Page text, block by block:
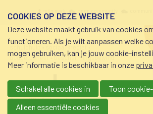
schuldhulp • sociaal krediet •
budgetbeheer • beschermingsbewind
Main navigation
COOKIES OP DEZE WEBSITE
Deze website maakt gebruik van cookies
functioneren. Als je wilt aanpassen welke
mogen gebruiken, kan je jouw cookie-
Meer informatie is beschikbaar in onze
Schakel alle cookies in
Toon
Alleen essentiële cookies